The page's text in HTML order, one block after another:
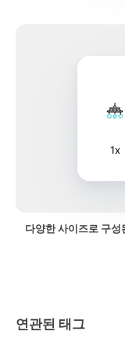
1x
다양한 사이즈로 구
연관된 태그